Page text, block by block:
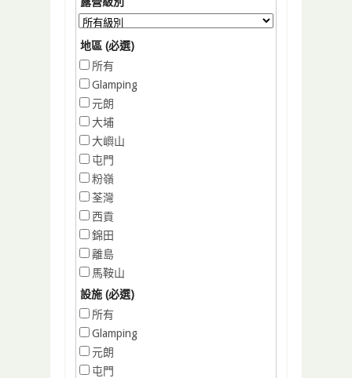
地區 (必選)
所有
Glamping
元朗
大埔
大嶼山
屯門
粉嶺
荃灣
西貢
錦田
離島
馬鞍山
設施 (必選)
所有
Glamping
元朗
屯門